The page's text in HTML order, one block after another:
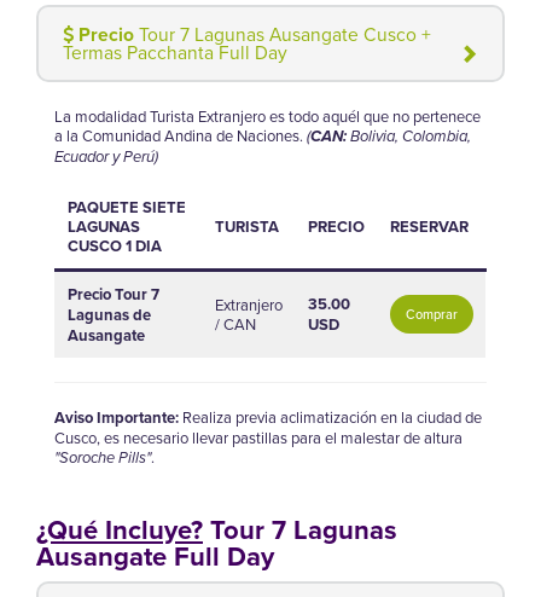
PrecioTour 7 Lagunas Ausangate Cusco +
Termas Pacchanta Full Day
La modalidad Turista Extranjero es todo aquél que no pertenece
a la Comunidad Andina de Naciones. (CAN:Bolivia, Colombia,
Ecuador y Perú)
PAQUETE SIETE
LAGUNAS
CUSCO 1 DIA
TURISTA PRECIO RESERVAR
Precio Tour 7
Lagunas de
Ausangate
Extranjero
/ CAN
35.00
USD
Comprar
Aviso Importante: Realiza previa aclimatización en la ciudad de
Cusco, es necesario llevar pastillas para el malestar de altura
"Soroche Pills".
¿Qué Incluye?Tour 7 Lagunas
Ausangate Full Day